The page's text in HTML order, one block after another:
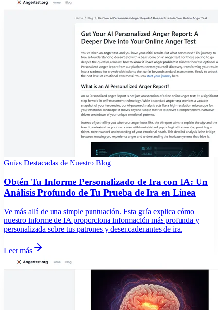
Guías Destacadas de Nuestro Blog
Obtén Tu Informe Personalizado de Ira con IA: Un
Análisis Profundo de Tu Prueba de Ira en Línea
Ve más allá de una simple puntuación. Esta guía explica cómo
nuestro informe de IA proporciona información más profunda y
personalizada sobre tus patrones y desencadenantes de ira.
Leer más